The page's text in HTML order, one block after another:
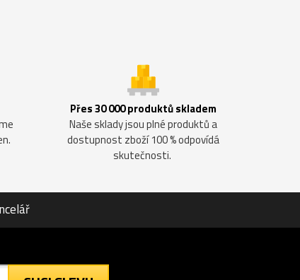
Přes 30 000 produktů skladem
Naše sklady jsou plné produktů a
dostupnost zboží 100 % odpovídá
skutečnosti.